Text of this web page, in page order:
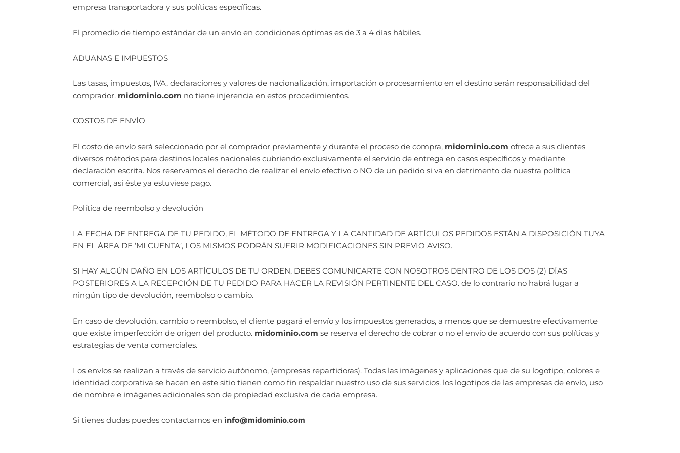
empresa transportadora y sus políticas específicas.
El promedio de tiempo estándar de un envío en condiciones óptimas es de 3 a 4 días hábiles.
ADUANAS E IMPUESTOS
Las tasas, impuestos, IVA, declaraciones y valores de nacionalización, importación o procesamiento en el destino serán responsabilidad del
comprador. midominio.com no tiene injerencia en estos procedimientos.
COSTOS DE ENVÍO
El costo de envío será seleccionado por el comprador previamente y durante el proceso de compra, midominio.com ofrece a sus clientes
diversos métodos para destinos locales nacionales cubriendo exclusivamente el servicio de entrega en casos específicos y mediante
declaración escrita. Nos reservamos el derecho de realizar el envío efectivo o NO de un pedido si va en detrimento de nuestra política
comercial, así éste ya estuviese pago.
Política de reembolso y devolución
LA FECHA DE ENTREGA DE TU PEDIDO, EL MÉTODO DE ENTREGA Y LA CANTIDAD DE ARTÍCULOS PEDIDOS ESTÁN A DISPOSICIÓN TUYA
EN EL ÁREA DE ‘MI CUENTA’, LOS MISMOS PODRÁN SUFRIR MODIFICACIONES SIN PREVIO AVISO.
SI HAY ALGÚN DAÑO EN LOS ARTÍCULOS DE TU ORDEN, DEBES COMUNICARTE CON NOSOTROS DENTRO DE LOS DOS (2) DÍAS
POSTERIORES A LA RECEPCIÓN DE TU PEDIDO PARA HACER LA REVISIÓN PERTINENTE DEL CASO. de lo contrario no habrá lugar a
ningún tipo de devolución, reembolso o cambio.
En caso de devolución, cambio o reembolso, el cliente pagará el envío y los impuestos generados, a menos que se demuestre efectivamente
que existe imperfección de origen del producto. midominio.com se reserva el derecho de cobrar o no el envío de acuerdo con sus políticas y
estrategias de venta comerciales.
Los envíos se realizan a través de servicio autónomo, (empresas repartidoras). Todas las imágenes y aplicaciones que de su logotipo, colores e
identidad corporativa se hacen en este sitio tienen como fin respaldar nuestro uso de sus servicios. los logotipos de las empresas de envío, uso
de nombre e imágenes adicionales son de propiedad exclusiva de cada empresa.
Si tienes dudas puedes contactarnos eninfo@midominio.com